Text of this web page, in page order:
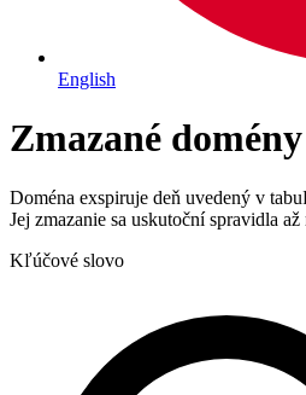
English
Zmazané domény
Doména exspiruje deň uvedený v
Jej zmazanie sa uskutoční spravidla
Kľúčové slovo